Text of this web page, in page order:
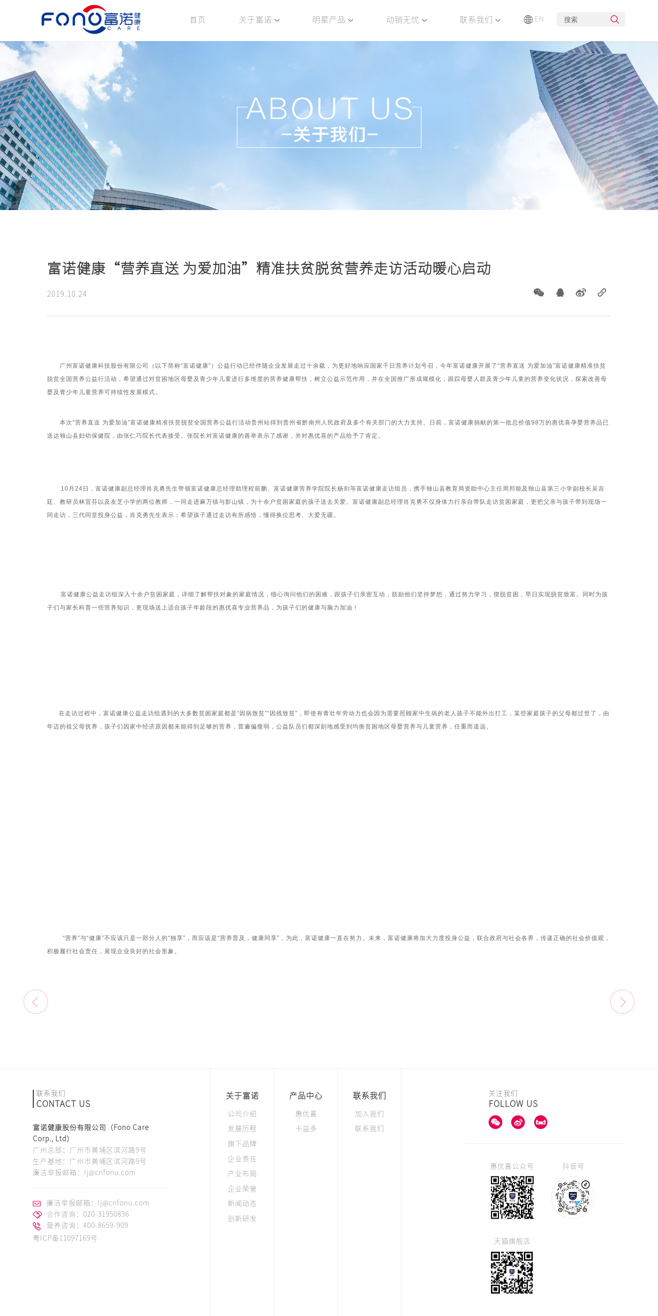
EN
首页 关于富诺 明星产品 动销无忧 联系我们
富诺健康“营养直送 为爱加油”精准扶贫脱贫营养走访活动暖心启动
2019.10.24
广州富诺健康科技股份有限公司（以下简称“富诺健康”）公益行动已经伴随企业发展走过十余载，为更好地响应国家千日营养计划号召，今年富诺健康开展了“营养直送 为爱加油”富诺健康精准扶贫
脱贫全国营养公益行活动，希望通过对贫困地区母婴及青少年儿童进行多维度的营养健康帮扶，树立公益示范作用，并在全国推广形成规模化，跟踪母婴人群及青少年儿童的营养变化状况，探索改善母
婴及青少年儿童营养可持续性发展模式。
本次“营养直送 为爱加油”富诺健康精准扶贫脱贫全国营养公益行活动贵州站得到贵州省黔南州人民政府及多个有关部门的大力支持。日前，富诺健康捐献的第一批总价值98万的惠优喜孕婴营养品已
送达独山县妇幼保健院，由张仁巧院长代表接受。张院长对富诺健康的善举表示了感谢，并对惠优喜的产品给予了肯定。
10月24日，富诺健康副总经理肖克勇先生带领富诺健康总经理助理程前鹏、富诺健康营养学院院长杨剑等富诺健康走访组员，携手独山县教育局资助中心主任周邦能及独山县第三小学副校长吴吉
廷、教研员林宜芬以及友芝小学的两位教师，一同走进麻万镇与影山镇，为十余户贫困家庭的孩子送去关爱。富诺健康副总经理肖克勇不仅身体力行亲自带队走访贫困家庭，更把父亲与孩子带到现场一
同走访，三代同堂投身公益，肖克勇先生表示：希望孩子通过走访有所感悟，懂得换位思考、大爱无疆。
富诺健康公益走访组深入十余户贫困家庭，详细了解帮扶对象的家庭情况，细心询问他们的困难，跟孩子们亲密互动，鼓励他们坚持梦想，通过努力学习，摆脱贫困，早日实现脱贫致富。同时为孩
子们与家长科普一些营养知识，更现场送上适合孩子年龄段的惠优喜专业营养品，为孩子们的健康与脑力加油！
在走访过程中，富诺健康公益走访组遇到的大多数贫困家庭都是“因病致贫”“因残致贫”，即使有青壮年劳动力也会因为需要照顾家中生病的老人孩子不能外出打工，某些家庭孩子的父母都过世了，由
年迈的祖父母抚养，孩子们因家中经济原因都未能得到足够的营养，普遍偏瘦弱，公益队员们都深刻地感受到均衡贫困地区母婴营养与儿童营养，任重而道远。
“营养”与“健康”不应该只是一部分人的“独享”，而应该是“营养普及，健康同享”，为此，富诺健康一直在努力。未来，富诺健康将加大力度投身公益，联合政府与社会各界，传递正确的社会价值观，
积极履行社会责任，展现企业良好的社会形象。
联系我们
CONTACT US
富诺健康股份有限公司（Fono Care
Corp., Ltd）
广州总部：广州市黄埔区滨河路9号
生产基地：广州市黄埔区滨河路9号
廉洁举报邮箱：lj@cnfonu.com
廉洁举报邮箱：lj@cnfonu.com
合作咨询：020-31950836
营养咨询：400-8659-909
粤ICP备11097169号
关于富诺
公司介绍
发展历程
旗下品牌
企业责任
产业布局
企业荣誉
新闻动态
创新研发
产品中心
惠优喜
卡益多
联系我们
加入我们
联系我们
关注我们
FOLLOW US
惠优喜公众号 抖音号
天猫旗舰店